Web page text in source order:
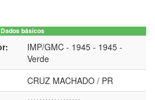
Dados básicos
IMP/GMC - 1945 - 1945 -
Verde
CRUZ MACHADO / PR